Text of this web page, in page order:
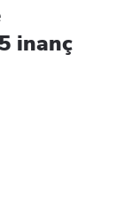
inanç